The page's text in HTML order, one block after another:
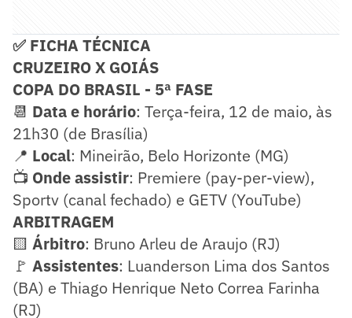
✅ FICHA TÉCNICA
CRUZEIRO X GOIÁS
COPA DO BRASIL - 5ª FASE
📆 Data e horário: Terça-feira, 12 de maio, às
21h30 (de Brasília)
📍 Local: Mineirão, Belo Horizonte (MG)
📺 Onde assistir: Premiere (pay-per-view),
Sportv (canal fechado) e GETV (YouTube)
ARBITRAGEM
🟨 Árbitro: Bruno Arleu de Araujo (RJ)
🚩 Assistentes: Luanderson Lima dos Santos
(BA) e Thiago Henrique Neto Correa Farinha
(RJ)